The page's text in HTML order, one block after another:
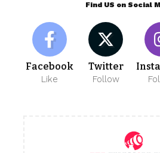
Find US on Social
Facebook
Like
Twitter
Follow